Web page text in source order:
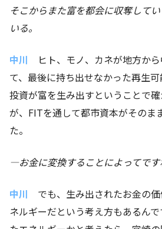
そこからまた富を都会に収奪して
いる。
中川 ヒト、モノ、カネが地方か
て、最後に持ち出せなかった再生
投資が富を生み出すということで
が、 FITを通して都市資本がそのま
た。
―お金に変換することによってです
中川 でも、生み出されたお金の
ネルギーだという考え方もあるん